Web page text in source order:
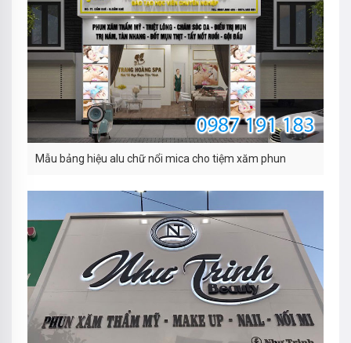
Mẫu bảng hiệu alu chữ nổi mica cho tiệm xăm phun